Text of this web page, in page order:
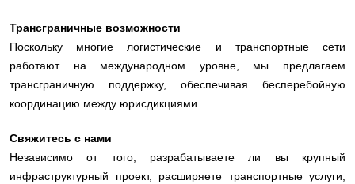
Трансграничные возможности
Поскольку многие логистические и транспортные сети
работают на международном уровне, мы предлагаем
трансграничную поддержку, обеспечивая бесперебойную
координацию между юрисдикциями.
Свяжитесь с нами
Независимо от того, разрабатываете ли вы крупный
инфраструктурный проект, расширяете транспортные услуги,